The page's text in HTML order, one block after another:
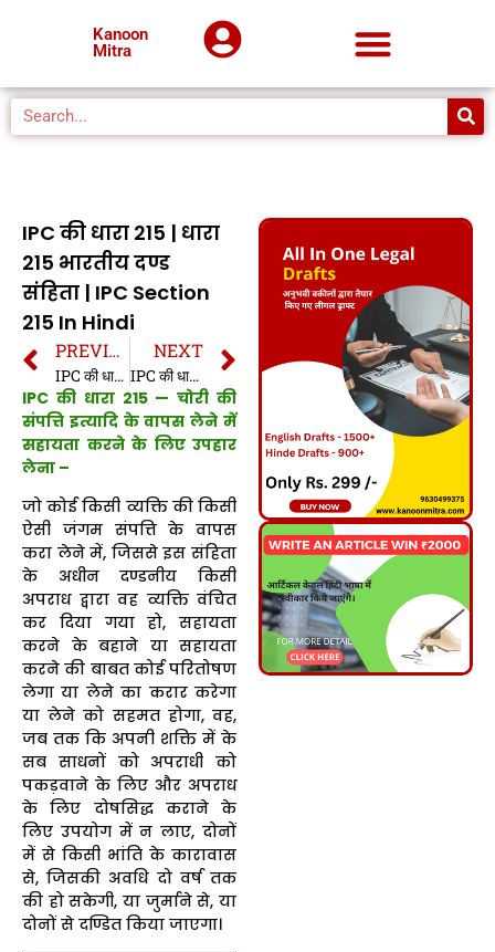
Kanoon
Mitra
IPC की धारा 215 | धारा
215 भारतीय दण्ड
संहिता | IPC Section
215 In Hindi
PREVIOUS
IPC की धारा 214 | धारा 214 भारतीय दण्ड संहिता | IPC Section 214 In Hindi
NEXT
IPC की धारा 216 | धारा 216 भारतीय दण्ड संहिता | IPC Section 216 In Hindi
IPC की धारा 215 — चोरी की
संपत्ति इत्यादि के वापस लेने में
सहायता करने के लिए उपहार
लेना –
जो कोई किसी व्यक्ति की किसी
ऐसी जंगम संपत्ति के वापस
करा लेने में, जिससे इस संहिता
के अधीन दण्डनीय किसी
अपराध द्वारा वह व्यक्ति वंचित
कर दिया गया हो, सहायता
करने के बहाने या सहायता
करने की बाबत कोई परितोषण
लेगा या लेने का करार करेगा
या लेने को सहमत होगा, वह,
जब तक कि अपनी शक्ति में के
सब साधनों को अपराधी को
पकड़वाने के लिए और अपराध
के लिए दोषसिद्ध कराने के
लिए उपयोग में न लाए, दोनों
में से किसी भांति के कारावास
से, जिसकी अवधि दो वर्ष तक
की हो सकेगी, या जुर्माने से, या
दोनों से दण्डित किया जाएगा।